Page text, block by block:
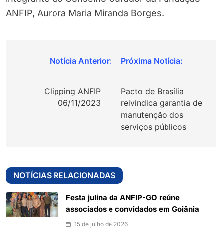
ANFIP, Aurora Maria Miranda Borges.
Navegação
Clipping ANFIP
06/11/2023
Pacto de Brasília
reivindica garantia de
manutenção dos
serviços públicos
NOTÍCIAS RELACIONADAS
Festa julina da ANFIP-GO reúne
associados e convidados em Goiânia
15 de julho de 2026